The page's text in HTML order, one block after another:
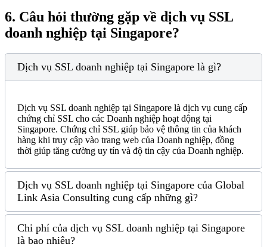
6. Câu hỏi thường gặp về dịch vụ SSL
doanh nghiệp tại Singapore?
Dịch vụ SSL doanh nghiệp tại Singapore là gì?
Dịch vụ SSL doanh nghiệp tại Singapore là dịch vụ cung cấp
chứng chỉ SSL cho các Doanh nghiệp hoạt động tại
Singapore. Chứng chỉ SSL giúp bảo vệ thông tin của khách
hàng khi truy cập vào trang web của Doanh nghiệp, đồng
thời giúp tăng cường uy tín và độ tin cậy của Doanh nghiệp.
Dịch vụ SSL doanh nghiệp tại Singapore của Global
Link Asia Consulting cung cấp những gì?
Chi phí của dịch vụ SSL doanh nghiệp tại Singapore
là bao nhiêu?